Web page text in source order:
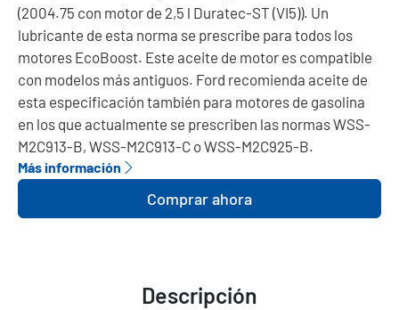
(2004.75 con motor de 2,5 l Duratec-ST (VI5)). Un
lubricante de esta norma se prescribe para todos los
motores EcoBoost. Este aceite de motor es compatible
con modelos más antiguos. Ford recomienda aceite de
esta especificación también para motores de gasolina
en los que actualmente se prescriben las normas WSS-
M2C913-B, WSS-M2C913-C o WSS-M2C925-B.
Más información
Comprar ahora
Descripción